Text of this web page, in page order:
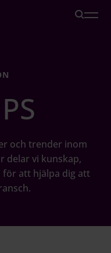
och trender inom
delar vi kunskap,
att hjälpa dig att